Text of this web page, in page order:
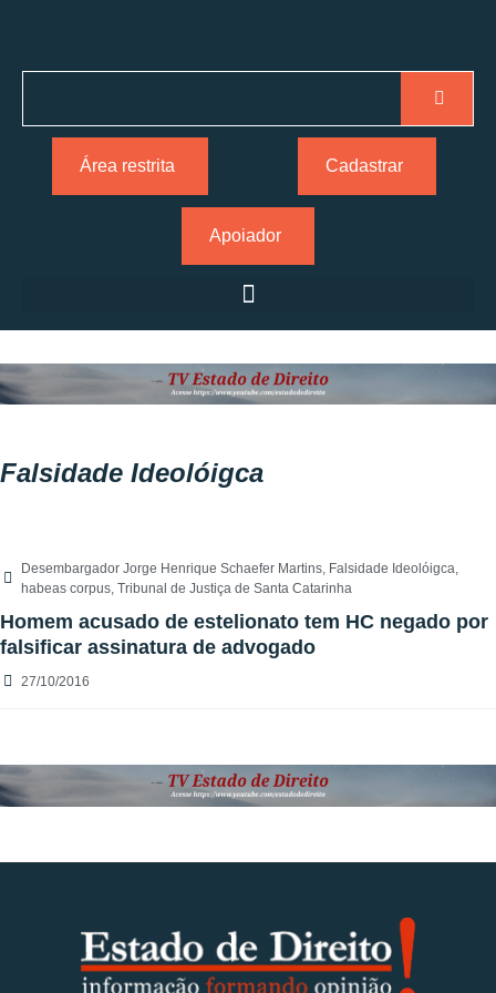
Área restrita Cadastrar
Apoiador
Falsidade Ideolóigca
Desembargador Jorge Henrique Schaefer Martins, Falsidade Ideolóigca,
habeas corpus, Tribunal de Justiça de Santa Catarinha
Homem acusado de estelionato tem HC negado por
falsificar assinatura de advogado
27/10/2016